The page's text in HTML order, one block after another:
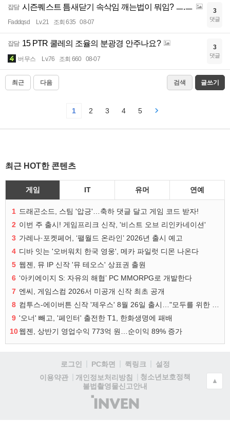
잡담 시즌퀘스트 틈새닫기 속삭임 깨는법이 뭐임? ㅡ.ㅡ
Faddqsd Lv.21 조회 635 08-07
3
댓글
잡담 15 PTR 쿨레의 조율의 분광경 안주나요?
버무스 Lv.76 조회 660 08-07
3
댓글
최근 다음 검색 글쓰기
1 2 3 4 5
최근 HOT한 콘텐츠
게임 IT 유머 연예
1 드래곤소드, 스팀 '압긍'…축하 댓글 달고 게임 코드 받자!
2 이번 주 출시! 게임프리크 신작, '비스트 오브 리인카네이션'
3 가레나·포켓페어, ‘팰월드 온라인’ 2026년 출시 예고
4 디바 잇는 '오버워치 한국 영웅', 메카 파일럿 디몬 나온다
5 웹젠, 뮤 IP 신작 '뮤 테오스' 상표권 출원
6 ‘아키에이지 S: 자유의 해협’ PC MMORPG로 개발한다
7 엔씨, 게임스컴 2026서 미공개 신작 최초 공개
8
9 '오너' 빼고, '페인터' 출전한 T1, 한화생명에 패배
10웹젠, 상반기 영업수익 773억 원…순이익 89% 증가
로그인 PC화면 퀵링크
설정
이용약관
개인정보처리방침
청소년보호정책
불법촬영물신고안내
(주)
인
▲